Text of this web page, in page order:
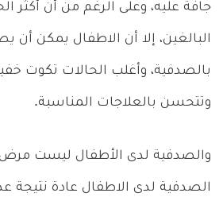
جافة عليه، وعلى الرغم من أن أكثر
البالغين، إلا أن الاطفال يمكن أن
بالصدفية، وأغلب الحالات تكوت
وتتحسن بالعلاجات المناسبة.
والصدفية لدى الأطفال ليست
الصدفية لدى الاطفال عادة نتيجة